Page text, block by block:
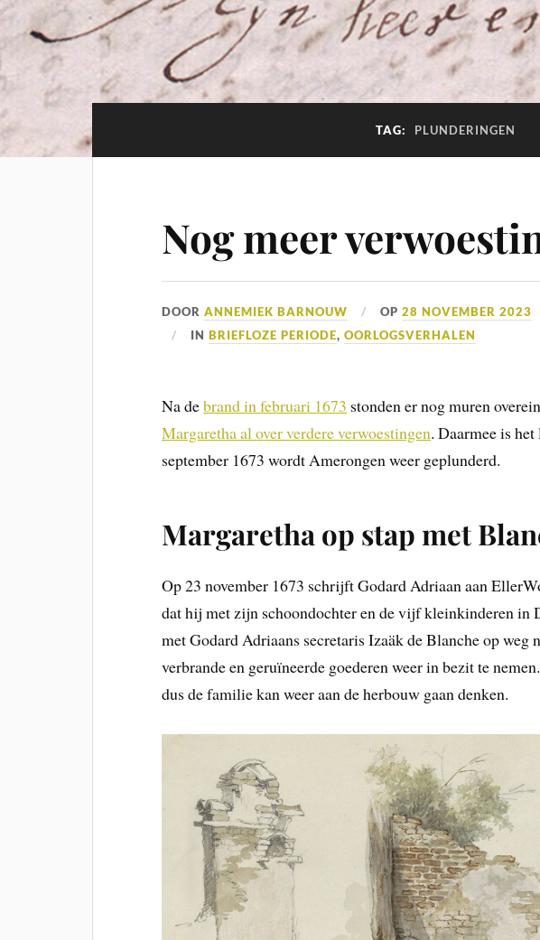
TAG: PLUNDERINGEN
Nog meer
DOORANNEMIEK BARNOUW OP28 NOVEMBER 2023
INBRIEFLOZE PERIODE,OORLOGSVERHALEN
Na debrand in februari 1673 stonden er nog muren
Margaretha al over verdere verwoestingen. Daarmee is
september 1673 wordt Amerongen weer geplunderd.
Margaretha op stap met
Op 23 november 1673 schrijft Godard Adriaan aan
dat hij met zijn schoondochter en de vijf kleinkinderen in
met Godard Adriaans secretaris Izaäk de Blanche op weg
verbrande en geruïneerde goederen weer in bezit te
dus de familie kan weer aan de herbouw gaan denken.